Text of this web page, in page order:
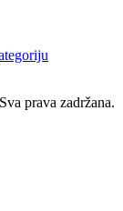
prava zadržana.